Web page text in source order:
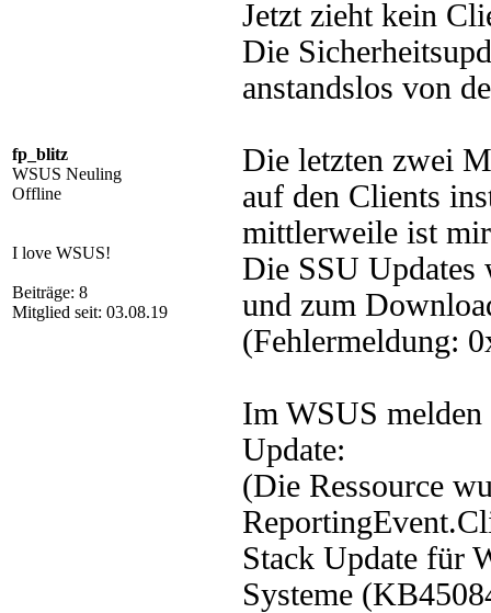
fp_blitz
WSUS Neuling
Offline
I love WSUS!
Beiträge: 8
Mitglied seit: 03.08.19
Jetzt zieht kein
Die
anstandslos von
Die letzten zwei
auf den Clients
mittlerweile ist
Die SSU Updates
und zum
(Fehlermeldung:
Im WSUS
Update:
(Die Ressource
Stack Update für
Systeme